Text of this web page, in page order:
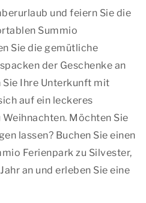
und feiern Sie die
Summio
Sie die gemütliche
der Geschenke an
Ihre Unterkunft mit
auf ein leckeres
Möchten Sie
lassen? Buchen Sie einen
Ferienpark zu Silvester,
an und erleben Sie eine